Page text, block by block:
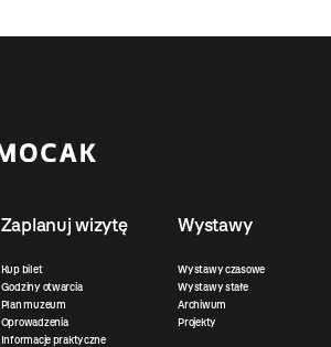
Zaplanuj wizytę
Kup bilet
Godziny otwarcia
Plan muzeum
Oprowadzenia
Informacje praktyczne
Wystawy
Wystawy czasowe
Wystawy stałe
Archiwum
Projekty